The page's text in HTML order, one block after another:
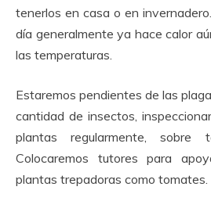
tenerlos en casa o en
día generalmente ya hace calor
las temperaturas.
Estaremos pendientes de las
cantidad de insectos,
plantas regularmente,
Colocaremos tutores para
plantas trepadoras como tomates.